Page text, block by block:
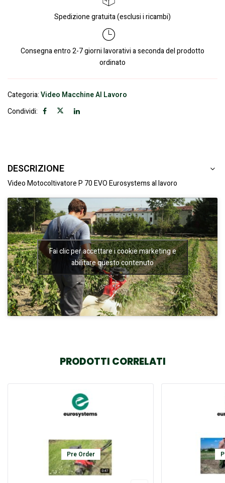
Spedizione gratuita (esclusi i ricambi)
Consegna entro 2-7 giorni lavorativi a seconda del prodotto
ordinato
Categoria:Video Macchine Al Lavoro
Condividi:
DESCRIZIONE
Video Motocoltivatore P 70 EVO Eurosystems al lavoro
Fai clic per accettare i cookie marketing e
abilitare questo contenuto
PRODOTTI CORRELATI
Pre Order